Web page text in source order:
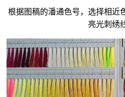
根据图稿的潘通色号，选择相近
亮光刺绣